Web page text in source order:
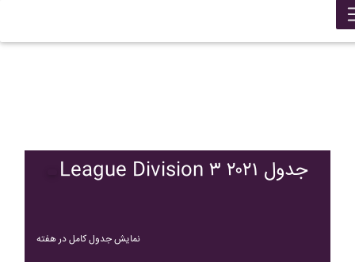
League Division ۳ ۲۰۲۱ جدول
نمایش جدول کامل در هفته